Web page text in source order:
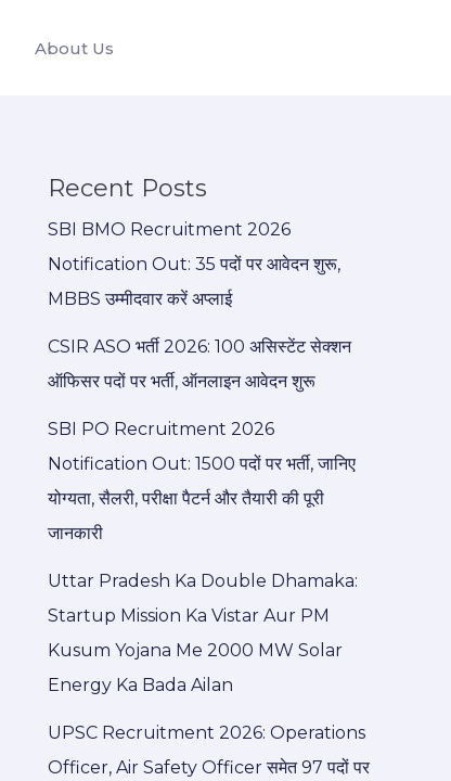
About Us
Recent Posts
SBI BMO Recruitment 2026
Notification Out: 35 पदों पर आवेदन शुरू,
MBBS उम्मीदवार करें अप्लाई
CSIR ASO भर्ती 2026: 100 असिस्टेंट सेक्शन
ऑफिसर पदों पर भर्ती, ऑनलाइन आवेदन शुरू
SBI PO Recruitment 2026
Notification Out: 1500 पदों पर भर्ती, जानिए
योग्यता, सैलरी, परीक्षा पैटर्न और तैयारी की पूरी
जानकारी
Uttar Pradesh Ka Double Dhamaka:
Startup Mission Ka Vistar Aur PM
Kusum Yojana Me 2000 MW Solar
Energy Ka Bada Ailan
UPSC Recruitment 2026: Operations
Officer, Air Safety Officer समेत 97 पदों पर